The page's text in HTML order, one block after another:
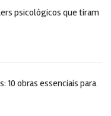
psicológicos que tiram
10 obras essenciais para